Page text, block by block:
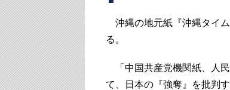
沖縄の地元紙『沖縄タイ
る。
「中国共産党機関紙、人
て、日本の『強奪』を批判